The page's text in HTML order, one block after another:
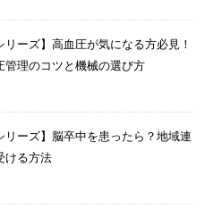
リーズ】高血圧が気になる方必見！
管理のコツと機械の選び方
リーズ】脳卒中を患ったら？地域連
ける方法